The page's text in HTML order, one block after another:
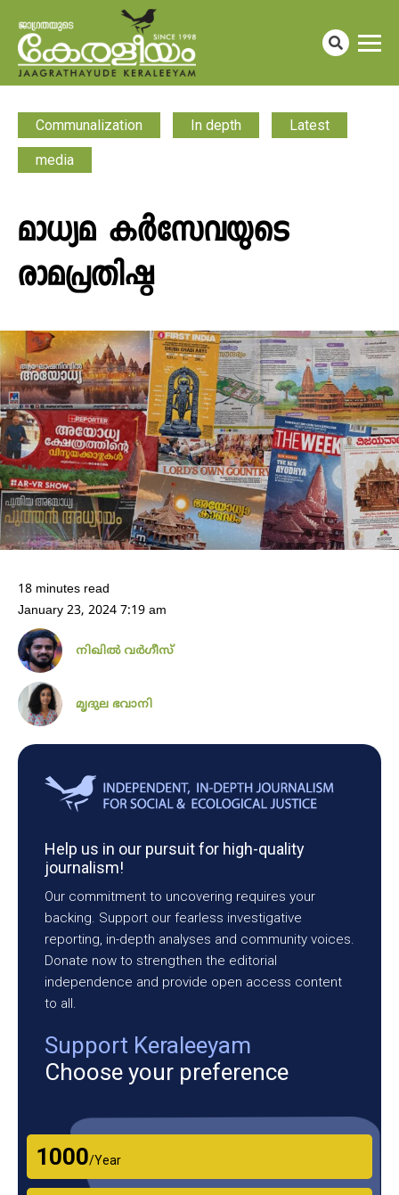
Communalization In depth Latest
media
മാധ്യമ കർസേവയുടെ
രാമപ്രതിഷ്ഠ
18 minutes read
January 23, 2024 7:19 am
നിഖില്‍ വര്‍ഗീസ്‌
മൃദുല ഭവാനി
Help us in our pursuit for high-quality
journalism!
Our commitment to uncovering requires your
backing. Support our fearless investigative
reporting, in-depth analyses and community voices.
Donate now to strengthen the editorial
independence and provide open access content
to all.
Support Keraleeyam
Choose your preference
₹1000/Year